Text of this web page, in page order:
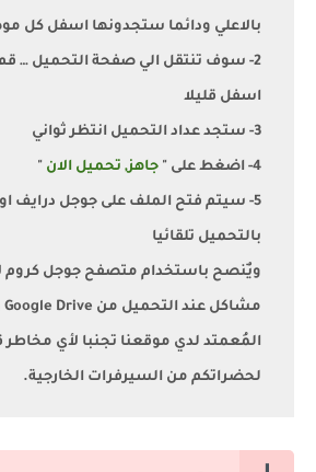
بالاعلي ودائما ستجدونها اسفل كل
2- سوف تنتقل الي صفحة التحميل … قم
اسفل قليلا
3- ستجد عداد التحميل انتظر ثواني
4- اضغط على " جاهز, تحميل الان "
5- سيتم فتح الملف على جوجل درايف او
بالتحميل تلقائيا
ويٌنصح باستخدام متصفح جوجل كروم
المُعمتد لدي موقعنا تجنبا لأي
لحضراتكم من السيرفرات الخارجية.